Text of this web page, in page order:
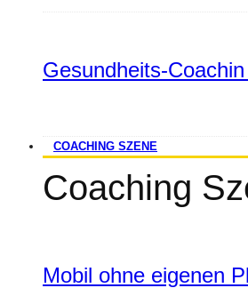
Gesundheits-
COACHING SZENE
Coaching
Mobil ohne eigenen